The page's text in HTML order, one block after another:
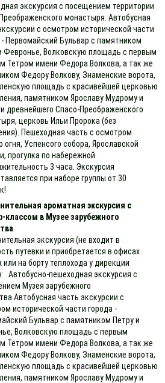
экскурсия с посещением территории
монастыря. Автобусная
с осмотром исторической части
- Первомайский Бульвар с памятником
Февронье, Волковскую площадь с первым
Тетром имени Федора Волкова, а так же
Федору Волкову, Знаменские ворота,
площадь с красивейшей церковью
памятником Ярославу Мудрому и
древнейшего Спасо-Преображенского
церковь Ильи Пророка (без
Пешеходная часть с осмотром
огня, Успенсого собора, Ярославской
прогулка по набережной.
3 часа. Экскурсия
при наборе группы от 30
ароматная экскурсия с
классом в Музее зарубежного
экскурсия (не входит в
путевки и приобретается в офисах
на борту теплохода у дирекции
Автобусно-пешеходная экскурсия с
Музея зарубежного
часть экскурсии с
исторической части города -
Бульвар с памятником Петру и
Волковскую площадь с первым
Тетром имени Федора Волкова, а так же
Федору Волкову, Знаменские ворота,
площадь с красивейшей церковью
памятником Ярославу Мудрому и